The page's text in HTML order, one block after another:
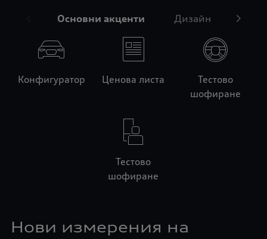
Основни акценти Дизайн
Конфигуратор Ценова листа
Тестово
шофиране
Тестово
шофиране
Нови измерения на